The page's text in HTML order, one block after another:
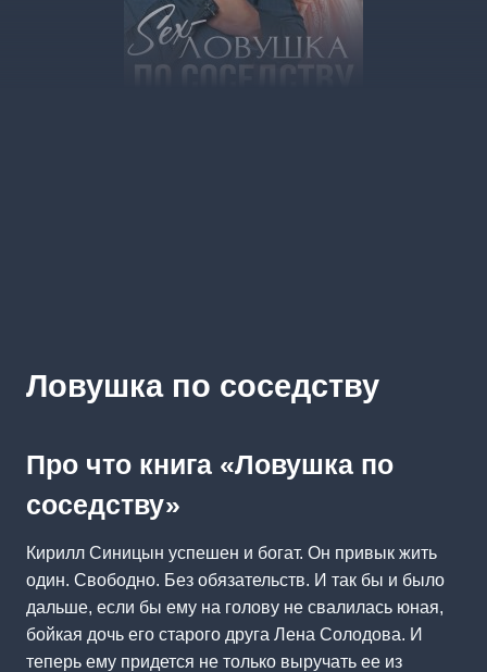
Ловушка по соседству
Про что книга «Ловушка по
соседству»
Кирилл Синицын успешен и богат. Он привык жить
один. Свободно. Без обязательств. И так бы и было
дальше, если бы ему на голову не свалилась юная,
бойкая дочь его старого друга Лена Солодова. И
теперь ему придется не только выручать ее из